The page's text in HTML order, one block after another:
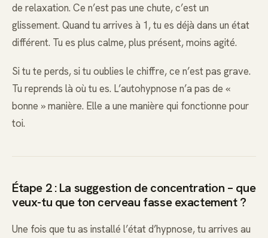
de relaxation. Ce n’est pas une chute, c’est un
glissement. Quand tu arrives à 1, tu es déjà dans un état
différent. Tu es plus calme, plus présent, moins agité.
Si tu te perds, si tu oublies le chiffre, ce n’est pas grave.
Tu reprends là où tu es. L’autohypnose n’a pas de «
bonne » manière. Elle a une manière qui fonctionne pour
toi.
Étape 2 : La suggestion de concentration – que
veux-tu que ton cerveau fasse exactement ?
Une fois que tu as installé l’état d’hypnose, tu arrives au